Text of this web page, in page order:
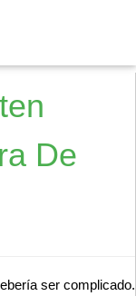
De
ser complicado.